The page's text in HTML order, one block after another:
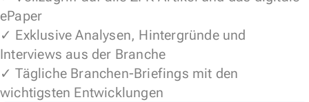
ePaper
✓ Exklusive Analysen, Hintergründe und
Interviews aus der Branche
✓ Tägliche Branchen-Briefings mit den
wichtigsten Entwicklungen